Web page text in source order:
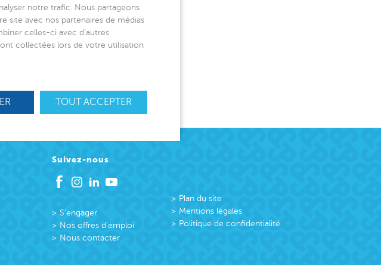
Suivez-nous
S’engager
Nos offres d’emploi
Nous contacter
Plan du site
Mentions légales
Politique de confidentialité
notre trafic. Nous partageons
site avec nos partenaires de médias
celles-ci avec d’autres
collectées lors de votre utilisation
TOUT ACCEPTER